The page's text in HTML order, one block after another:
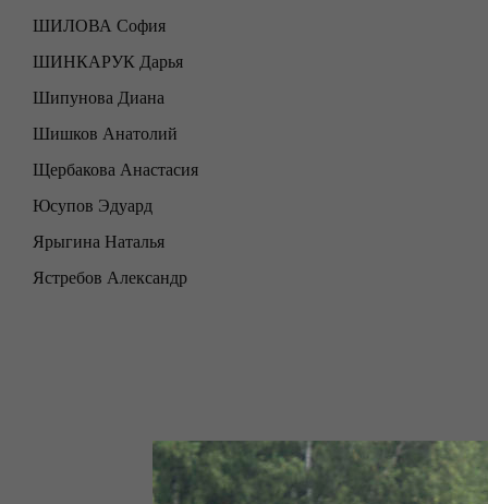
ШИЛОВА София
ШИНКАРУК Дарья
Шипунова Диана
Шишков Анатолий
Щербакова Анастасия
Юсупов Эдуард
Ярыгина Наталья
Ястребов Александр